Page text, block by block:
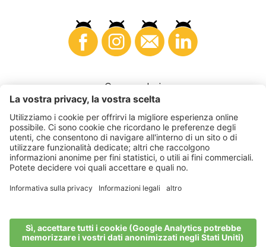
Consumatori
©2026 VI.P coop. soc. agricola
Part. IVA • IT00725570212
accessibilità•Sitemap
produced by